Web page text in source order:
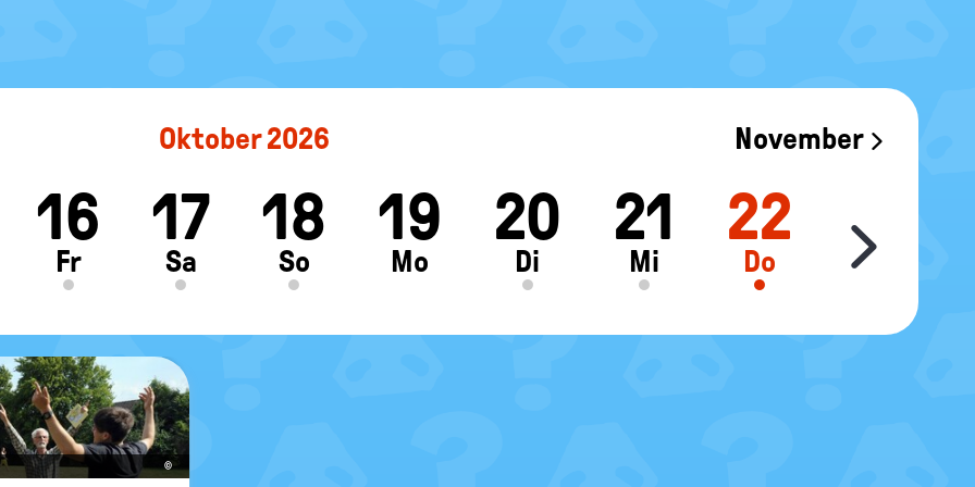
Oktober 2026 November
16
Fr
17
Sa
18
So
19
Mo
20
Di
21
Mi
22
Do
23
Fr
Move
©